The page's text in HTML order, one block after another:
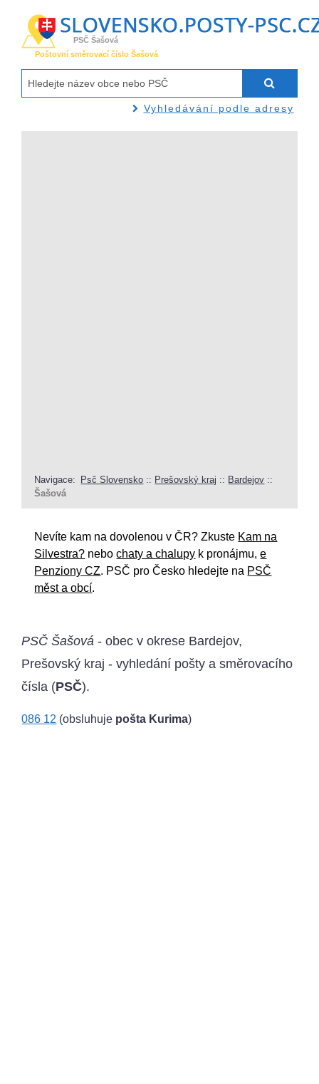
PSČ Šašová
Poštovní směrovací číslo Šašová
Vyhledávání podle adresy
Navigace: Psč Slovensko :: Prešovský kraj :: Bardejov ::
Šašová
Nevíte kam na dovolenou v ČR? Zkuste Kam na
Silvestra? nebochaty a chalupy k pronájmu,e
Penziony CZ. PSČ pro Česko hledejte na PSČ
měst a obcí.
PSČ Šašová - obec v okrese Bardejov,
Prešovský kraj - vyhledání pošty a směrovacího
čísla (PSČ).
086 12 (obsluhuje pošta Kurima)